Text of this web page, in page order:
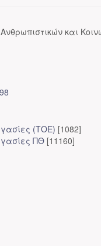
και
(ΤΟΕ) [1082]
ΠΘ [11160]